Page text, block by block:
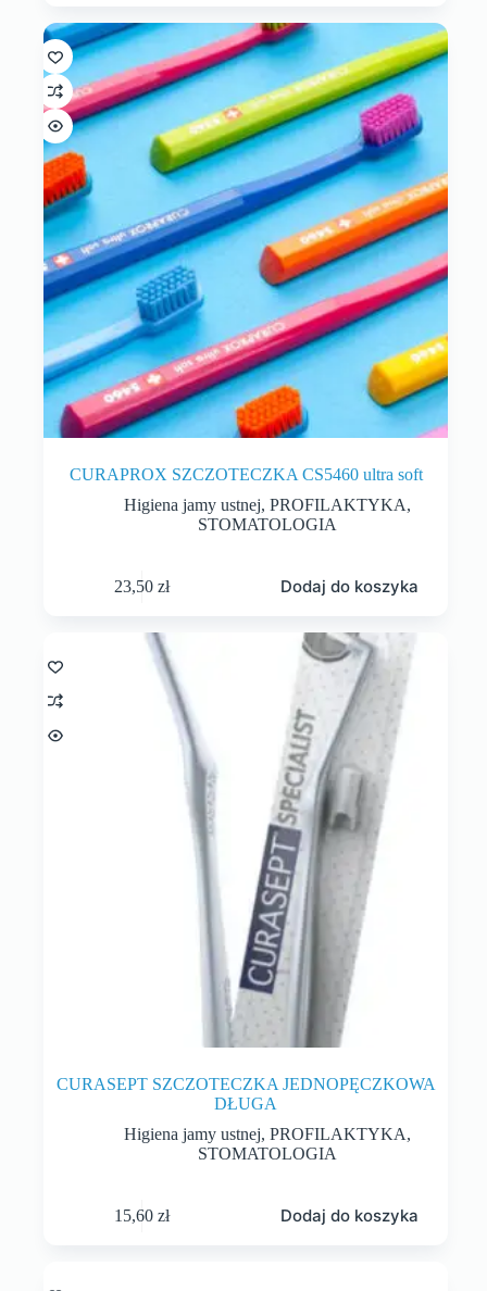
CURAPROX SZCZOTECZKA CS5460 ultra soft
Higiena jamy ustnej,PROFILAKTYKA,
STOMATOLOGIA
23,50zł Dodaj do koszyka
CURASEPT SZCZOTECZKA JEDNOPĘCZKOWA
DŁUGA
Higiena jamy ustnej,PROFILAKTYKA,
STOMATOLOGIA
15,60zł Dodaj do koszyka